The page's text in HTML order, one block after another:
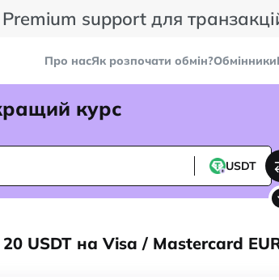
Premium support для
Про насЯк розпочати обмін?Обмінники
курс
USDT
USDT на Visa / Mastercard